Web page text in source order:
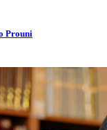
Prouni